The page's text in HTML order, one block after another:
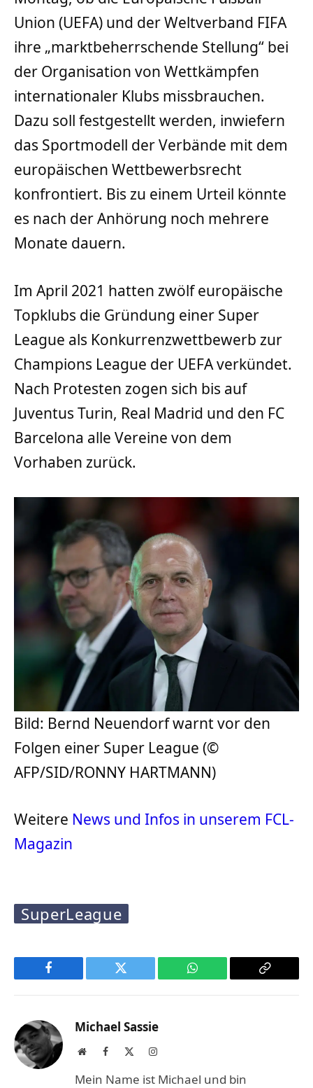
Union (UEFA) und der Weltverband FIFA
ihre „marktbeherrschende Stellung“ bei
der Organisation von Wettkämpfen
internationaler Klubs missbrauchen.
Dazu soll festgestellt werden, inwiefern
das Sportmodell der Verbände mit dem
europäischen Wettbewerbsrecht
konfrontiert. Bis zu einem Urteil könnte
es nach der Anhörung noch mehrere
Monate dauern.
Im April 2021 hatten zwölf europäische
Topklubs die Gründung einer Super
League als Konkurrenzwettbewerb zur
Champions League der UEFA verkündet.
Nach Protesten zogen sich bis auf
Juventus Turin, Real Madrid und den FC
Barcelona alle Vereine von dem
Vorhaben zurück.
Bild: Bernd Neuendorf warnt vor den
Folgen einer Super League (©
AFP/SID/RONNY HARTMANN)
Weitere News und Infos in unserem FCL-
Magazin
SuperLeague
Facebook Twitter WhatsApp
Copy
Michael Sassie
WebsiteFacebook Instagram
Mein Name ist Michael und bin